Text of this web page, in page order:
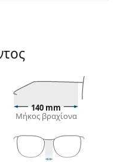
καθρέφτη του
απόλυτα με
και με κόκκινα,
ηλίουείναι
οβάλ ή
140 mm
Μήκος βραχίονα